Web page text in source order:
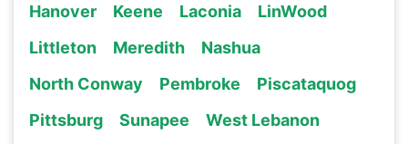
Hanover
Keene Laconia
LinWood
Littleton
Meredith
Nashua
North Conway
Pembroke
Piscataquog
Pittsburg
Sunapee
West Lebanon